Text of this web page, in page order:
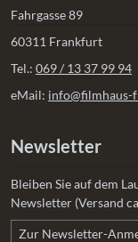
Fahrgasse 89
60311 Frankfurt
Tel.: 069 / 13 37 99 94
eMail:
Newsletter
Bleiben Sie auf dem
Newsletter (Versand
Zur Newsletter-